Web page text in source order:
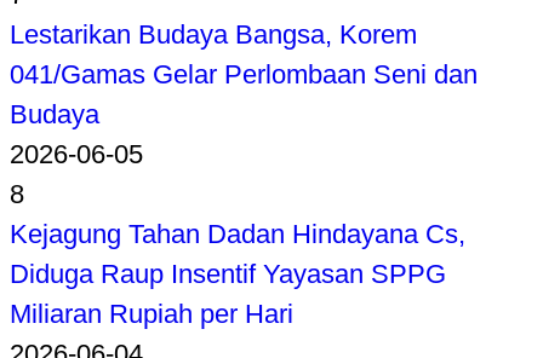
Lestarikan Budaya Bangsa, Korem
041/Gamas Gelar Perlombaan Seni dan
Budaya
2026-06-05
8
Kejagung Tahan Dadan Hindayana Cs,
Diduga Raup Insentif Yayasan SPPG
Miliaran Rupiah per Hari